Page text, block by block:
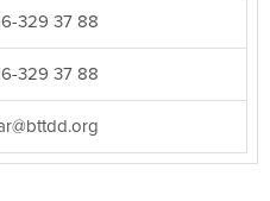
329 37 88
329 37 88
gro.ddttb